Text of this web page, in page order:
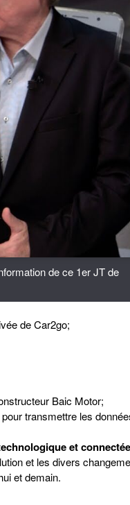
de ce 1er JT de
de Car2go;
Baic Motor;
pour transmettre les
et
et les divers
et demain.